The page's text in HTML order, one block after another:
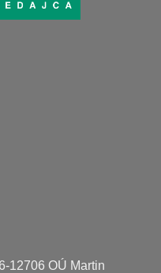
12706 OÚ Martin